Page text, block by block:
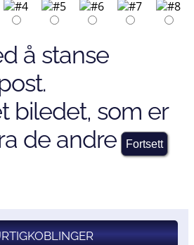
å stanse
biledet, som er
de andre